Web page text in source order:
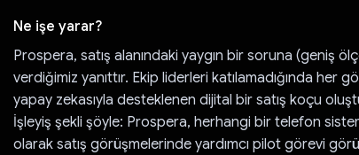
Ne işe yarar?
Prospera, satış alanındaki yaygın bir soruna (geniş
verdiğimiz yanıttır. Ekip liderleri katılamadığında her
yapay zekasıyla desteklenen dijital bir satış koçu
İşleyiş şekli şöyle: Prospera, herhangi bir telefon
olarak satış görüşmelerinde yardımcı pilot görevi